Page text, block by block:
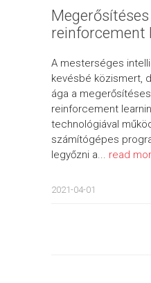
reinforcement
A mesterséges
kevésbé közismert,
ága a
reinforcement
technológiával
számítógépes
legyőzni a... read
2021-04-01